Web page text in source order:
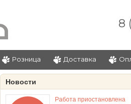
8
Розница Доставка
Новости
Работа приостановлена